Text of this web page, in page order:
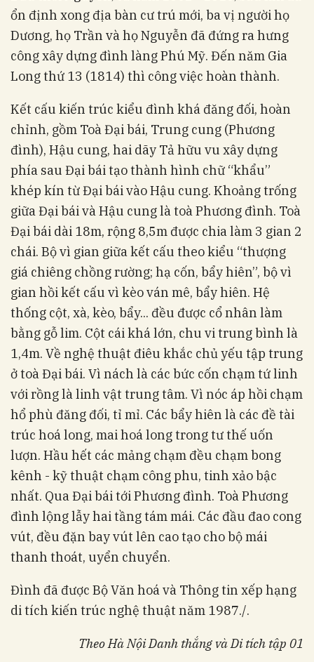
ổn định xong địa bàn cư trú mới, ba vị người họ
Dương, họ Trần và họ Nguyễn đã đứng ra hưng
công xây dựng đình làng Phú Mỹ. Đến năm Gia
Long thứ 13 (1814) thì công việc hoàn thành.
Kết cấu kiến trúc kiểu đình khá đăng đối, hoàn
chỉnh, gồm Toà Đại bái, Trung cung (Phương
đình), Hậu cung, hai dãy Tả hữu vu xây dựng
phía sau Đại bái tạo thành hình chữ “khẩu”
khép kín từ Đại bái vào Hậu cung. Khoảng trống
giữa Đại bái và Hậu cung là toà Phương đình. Toà
Đại bái dài 18m, rộng 8,5m được chia làm 3 gian 2
chái. Bộ vì gian giữa kết cấu theo kiểu “thượng
giá chiêng chồng rường; hạ cốn, bẩy hiên”, bộ vì
gian hồi kết cấu vì kèo ván mê, bẩy hiên. Hệ
thống cột, xà, kèo, bẩy... đều được cổ nhân làm
bằng gỗ lim. Cột cái khá lớn, chu vi trung bình là
1,4m. Về nghệ thuật điêu khắc chủ yếu tập trung
ở toà Đại bái. Vì nách là các bức cốn chạm tứ linh
với rồng là linh vật trung tâm. Vì nóc áp hồi chạm
hổ phù đăng đối, tỉ mỉ. Các bẩy hiên là các đề tài
trúc hoá long, mai hoá long trong tư thế uốn
lượn. Hầu hết các mảng chạm đều chạm bong
kênh - kỹ thuật chạm công phu, tinh xảo bậc
nhất. Qua Đại bái tới Phương đình. Toà Phương
đình lộng lẫy hai tầng tám mái. Các đầu đao cong
vút, đều đặn bay vút lên cao tạo cho bộ mái
thanh thoát, uyển chuyển.
Đình đã được Bộ Văn hoá và Thông tin xếp hạng
di tích kiến trúc nghệ thuật năm 1987./.
Theo Hà Nội Danh thắng và Di tích tập 01